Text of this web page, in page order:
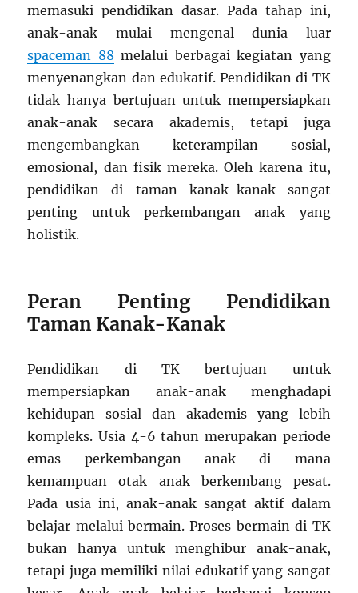
memasuki pendidikan dasar. Pada tahap ini,
anak-anak mulai mengenal dunia luar
spaceman 88 melalui berbagai kegiatan yang
menyenangkan dan edukatif. Pendidikan di TK
tidak hanya bertujuan untuk mempersiapkan
anak-anak secara akademis, tetapi juga
mengembangkan keterampilan sosial,
emosional, dan fisik mereka. Oleh karena itu,
pendidikan di taman kanak-kanak sangat
penting untuk perkembangan anak yang
holistik.
Peran Penting Pendidikan
Taman Kanak-Kanak
Pendidikan di TK bertujuan untuk
mempersiapkan anak-anak menghadapi
kehidupan sosial dan akademis yang lebih
kompleks. Usia 4-6 tahun merupakan periode
emas perkembangan anak di mana
kemampuan otak anak berkembang pesat.
Pada usia ini, anak-anak sangat aktif dalam
belajar melalui bermain. Proses bermain di TK
bukan hanya untuk menghibur anak-anak,
tetapi juga memiliki nilai edukatif yang sangat